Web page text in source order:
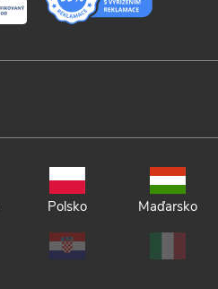
Polsko Maďarsko